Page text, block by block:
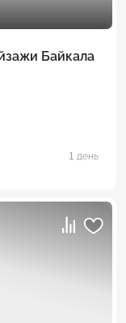
Байкала
1 день